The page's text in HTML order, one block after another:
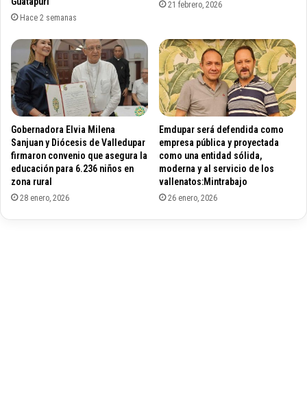
h
e
e
g
i
s
t
r
a
t
i
o
g
a
u
i
t
J
o
u
e
r
g
r
a
Hace 2 semanas
21 febrero, 2026
Gobernadora Elvia Milena
Sanjuan y Diócesis de Valledupar
firmaron convenio que asegura la
educación para 6.236 niños en
zona rural
28 enero, 2026
Emdupar será defendida como
empresa pública y proyectada
como una entidad sólida,
moderna y al servicio de los
vallenatos:Mintrabajo
26 enero, 2026